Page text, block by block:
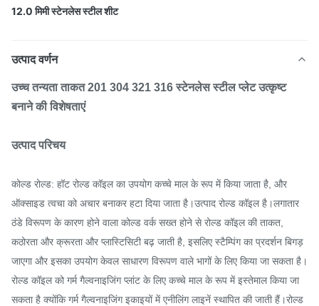
12.0 मिमी स्टेनलेस स्टील शीट
उत्पाद वर्णन
उच्च तन्यता ताकत 201 304 321 316 स्टेनलेस स्टील प्लेट उत्कृष्ट
बनाने की विशेषताएं
उत्पाद परिचय
कोल्ड रोल्ड: हॉट रोल्ड कॉइल का उपयोग कच्चे माल के रूप में किया जाता है, और
ऑक्साइड त्वचा को अचार बनाकर हटा दिया जाता है।उत्पाद रोल्ड कॉइल है।लगातार
ठंडे विरूपण के कारण होने वाला कोल्ड वर्क सख्त होने से रोल्ड कॉइल की ताकत,
कठोरता और क्रूरता और प्लास्टिसिटी बढ़ जाती है, इसलिए स्टैम्पिंग का प्रदर्शन बिगड़
जाएगा और इसका उपयोग केवल साधारण विरूपण वाले भागों के लिए किया जा सकता है।
रोल्ड कॉइल को गर्म गैल्वनाइजिंग प्लांट के लिए कच्चे माल के रूप में इस्तेमाल किया जा
सकता है क्योंकि गर्म गैल्वनाइजिंग इकाइयों में एनीलिंग लाइनें स्थापित की जाती हैं।रोल्ड